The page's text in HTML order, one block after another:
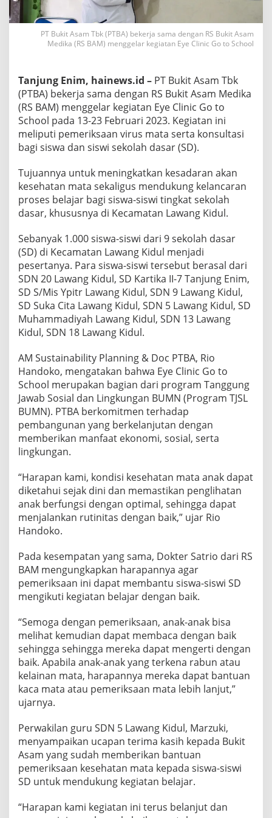
PT Bukit Asam Tbk (PTBA) bekerja sama dengan RS Bukit Asam
Medika (RS BAM) menggelar kegiatan Eye Clinic Go to School
Tanjung Enim, hainews.id – PT Bukit Asam Tbk
(PTBA) bekerja sama dengan RS Bukit Asam Medika
(RS BAM) menggelar kegiatan Eye Clinic Go to
School pada 13-23 Februari 2023. Kegiatan ini
meliputi pemeriksaan virus mata serta konsultasi
bagi siswa dan siswi sekolah dasar (SD).
Tujuannya untuk meningkatkan kesadaran akan
kesehatan mata sekaligus mendukung kelancaran
proses belajar bagi siswa-siswi tingkat sekolah
dasar, khususnya di Kecamatan Lawang Kidul.
Sebanyak 1.000 siswa-siswi dari 9 sekolah dasar
(SD) di Kecamatan Lawang Kidul menjadi
pesertanya. Para siswa-siswi tersebut berasal dari
SDN 20 Lawang Kidul, SD Kartika II-7 Tanjung Enim,
SD S/Mis Ypitr Lawang Kidul, SDN 9 Lawang Kidul,
SD Suka Cita Lawang Kidul, SDN 5 Lawang Kidul, SD
Muhammadiyah Lawang Kidul, SDN 13 Lawang
Kidul, SDN 18 Lawang Kidul.
AM Sustainability Planning & Doc PTBA, Rio
Handoko, mengatakan bahwa Eye Clinic Go to
School merupakan bagian dari program Tanggung
Jawab Sosial dan Lingkungan BUMN (Program TJSL
BUMN). PTBA berkomitmen terhadap
pembangunan yang berkelanjutan dengan
memberikan manfaat ekonomi, sosial, serta
lingkungan.
“Harapan kami, kondisi kesehatan mata anak dapat
diketahui sejak dini dan memastikan penglihatan
anak berfungsi dengan optimal, sehingga dapat
menjalankan rutinitas dengan baik,” ujar Rio
Handoko.
Pada kesempatan yang sama, Dokter Satrio dari RS
BAM mengungkapkan harapannya agar
pemeriksaan ini dapat membantu siswa-siswi SD
mengikuti kegiatan belajar dengan baik.
“Semoga dengan pemeriksaan, anak-anak bisa
melihat kemudian dapat membaca dengan baik
sehingga sehingga mereka dapat mengerti dengan
baik. Apabila anak-anak yang terkena rabun atau
kelainan mata, harapannya mereka dapat bantuan
kaca mata atau pemeriksaan mata lebih lanjut,”
ujarnya.
Perwakilan guru SDN 5 Lawang Kidul, Marzuki,
menyampaikan ucapan terima kasih kepada Bukit
Asam yang sudah memberikan bantuan
pemeriksaan kesehatan mata kepada siswa-siswi
SD untuk mendukung kegiatan belajar.
“Harapan kami kegiatan ini terus belanjut dan